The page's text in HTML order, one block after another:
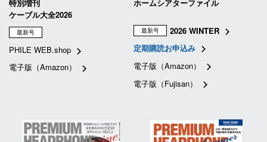
特別増刊
ケーブル大全2026
最新号
PHILE WEB.shop
電子版（Amazon）
ホームシアターファイル
最新号
2026 WINTER
定期購読お申込み
電子版（Amazon）
電子版（Fujisan）